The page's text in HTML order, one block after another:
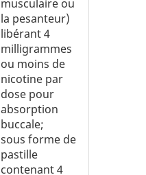
musculaire ou
la pesanteur)
libérant 4
milligrammes
ou moins de
nicotine par
dose pour
absorption
buccale;
sous forme de
pastille
contenant 4